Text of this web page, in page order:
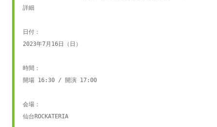
詳細
日付：
2023年7月16日（日）
時間：
開場 16:30 / 開演 17:00
会場：
仙台ROCKATERIA